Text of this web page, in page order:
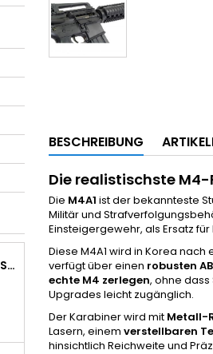
PREMIUM 6 MM AIRSOFT BBS 0,20 G - 1000 SCHUSS, NICHT KLEMMEND, GERADE SCHIESSEND
BESCHREIBUNG
Die realistischste
Die M4A1 ist der bekannteste
Militär und
Einsteigergewehr, als Ersatz
Diese M4A1 wird in Korea
verfügt über einen robusten
echte M4 zerlegen, ohne
Upgrades leicht zugänglich.
Der Karabiner wird mit Metall-
Lasern, einem verstellbaren
hinsichtlich Reichweite und